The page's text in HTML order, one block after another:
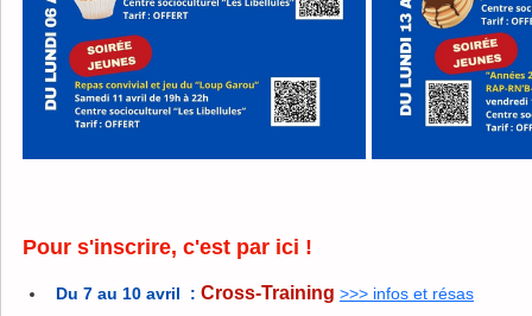
Pour s'inscrire, c'est par ici !
Du 7 au 10 avril  : Cross-Training >>> infos et résas